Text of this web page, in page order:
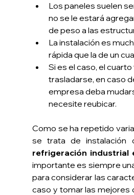
Los paneles suelen
no se le estará
de peso a las
La instalación es
rápida que la de un
Si es el caso, el
trasladarse, en caso
empresa deba
necesite reubicar.
Como se ha repetido
se trata de instalación
refrigeración industrial
importante es siempre
para considerar las
caso y tomar las mejores